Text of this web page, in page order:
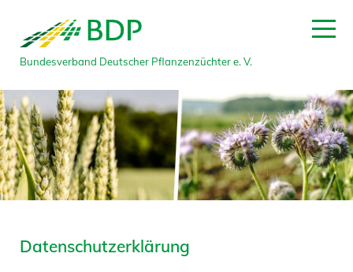
Bundesverband Deutscher Pflanzenzüchter e. V.
Datenschutzerklärung